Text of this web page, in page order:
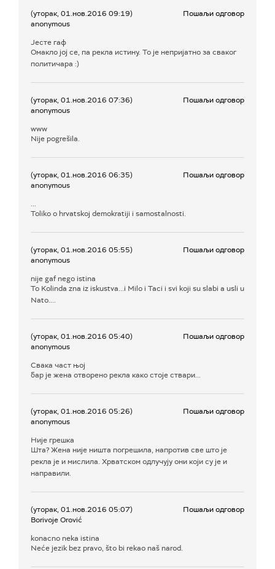
(уторак, 01.нов.2016 09:19)
anonymous
Пошаљи одговор
Јесте гаф
Омакло јој се, па рекла истину. То је непријатно за сваког
политичара :)
(уторак, 01.нов.2016 07:36)
anonymous
Пошаљи одговор
www
Nije pogrešila.
(уторак, 01.нов.2016 06:35)
anonymous
Пошаљи одговор
...
Toliko o hrvatskoj demokratiji i samostalnosti.
(уторак, 01.нов.2016 05:55)
anonymous
Пошаљи одговор
nije gaf nego istina
To Kolinda zna iz iskustva...i Milo i Taci i svi koji su slabi a usli u
Nato....
(уторак, 01.нов.2016 05:40)
anonymous
Пошаљи одговор
Свака част њој
бар је жена отворено рекла како стоје ствари...
(уторак, 01.нов.2016 05:26)
anonymous
Пошаљи одговор
Није грешка
Шта? Жена није ништа погрешила, напротив све што је
рекла је и мислила. Хрватском одлучују они који су је и
направили.
(уторак, 01.нов.2016 05:07)
Borivoje Orović
Пошаљи одговор
konacno neka istina
Neće jezik bez pravo, što bi rekao naš narod.